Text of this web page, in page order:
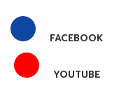
FACEBOOK
YOUTUBE